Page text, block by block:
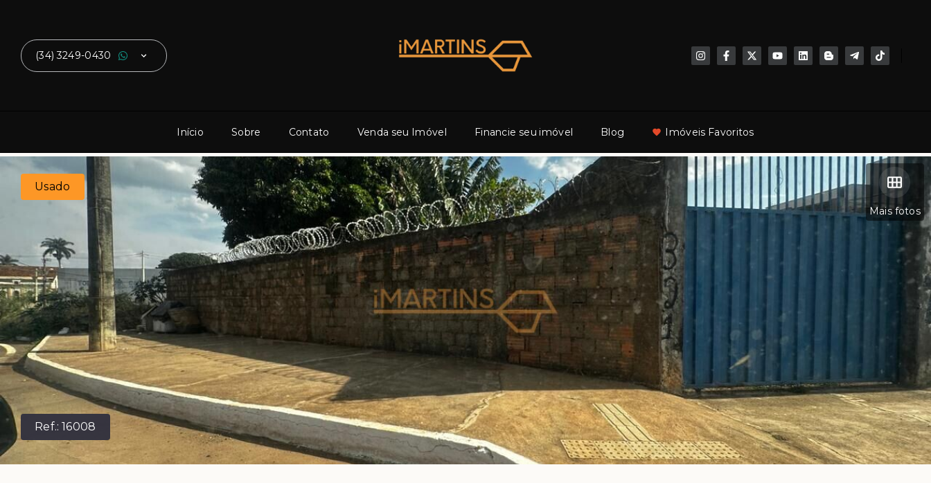
(34) 3249-0430
Início Sobre Contato Venda seu Imóvel Financie seu imóvel Blog Imóveis Favoritos
Ref.:16008
Mais fotos
Usado